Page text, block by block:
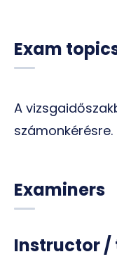
Exam
A
számonkérésre.
Examiners
Instructor /